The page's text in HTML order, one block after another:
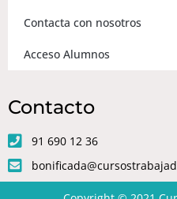
Contacta con nosotros
Acceso Alumnos
Contacto
91 690 12 36